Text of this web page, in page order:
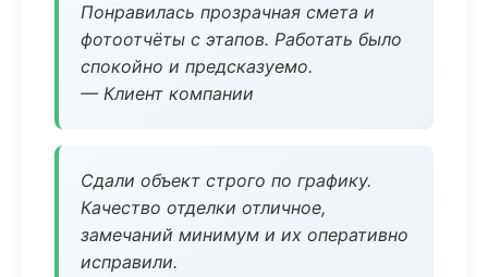
Понравилась прозрачная смета и
фотоотчёты с этапов. Работать было
спокойно и предсказуемо.
— Клиент компании
Сдали объект строго по графику.
Качество отделки отличное,
замечаний минимум и их оперативно
исправили.